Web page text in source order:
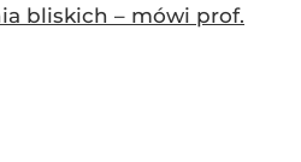
bliskich – mówi prof.